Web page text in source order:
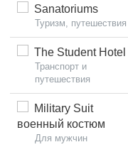
Sanatoriums
Туризм, путешествия
The Student Hotel
Транспорт и
путешествия
Military Suit
военный костюм
Для мужчин